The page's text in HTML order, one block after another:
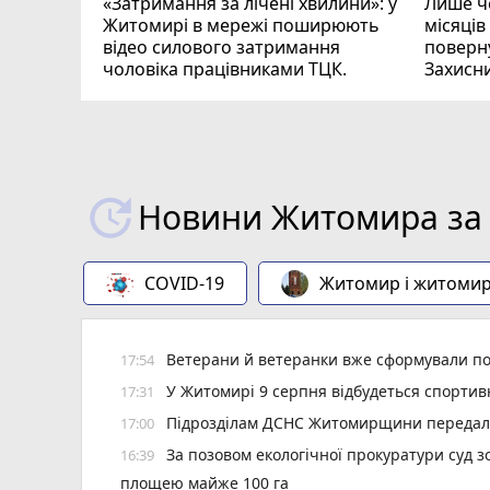
Житомирі в мережі поширюють
відео силового затримання
чоловіка працівниками ТЦК.
Новини Житомира за
COVID-19 Житомир і
17:54 Ветерани й ветеранки вже сформували
17:31 У Житомирі 9 серпня відбудеться
17:00 Підрозділам ДСНС Житомирщини
16:39
За позовом екологічної прокуратури суд
площею майже 100 га